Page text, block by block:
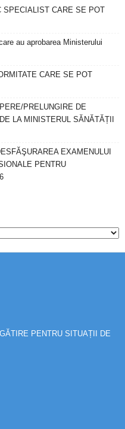
SPECIALIST CARE SE POT
au aprobarea Ministerului
CARE SE POT
PRELUNGIRE DE
LA MINISTERUL SĂNĂTĂȚII
EXAMENULUI
PENTRU
PENTRU SITUAȚII DE